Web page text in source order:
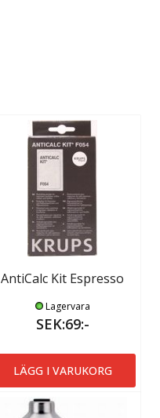
AntiCalc Kit Espresso
Lagervara
SEK:69:-
LÄGG I VARUKORG